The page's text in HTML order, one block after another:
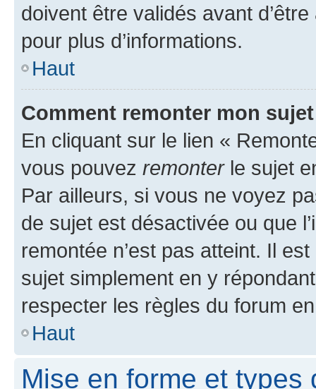
doivent être validés avant
pour plus d’informations.
Haut
Comment remonter mon
En cliquant sur le lien «
vous pouvez remonterle sujet
Par ailleurs, si vous ne voyez
de sujet est désactivée ou que
remontée n’est pas atteint. Il
sujet simplement en y
respecter les règles du forum
Haut
Mise en forme et types